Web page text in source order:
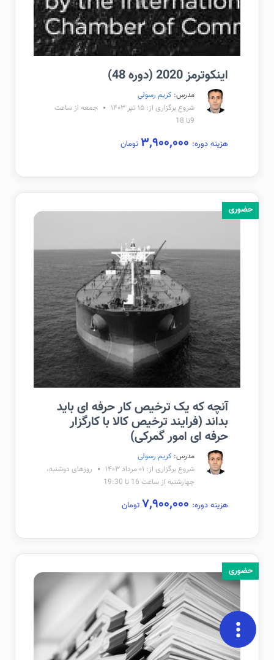
اینکوترمز 2020 (دوره 48)
مدرس: کریم رسولی
شروع برگزاری از: ۱۵ تیر ۱۴۰۳
جمعه از ساعت
9تا 18
هزینه دوره: تومان
حضوری
آنچه که یک ترخیص کار حرفه ای باید
بداند (فرایند ترخیص کالا با کارگزار
حرفه ای امور گمرکی)
مدرس: کریم رسولی
شروع برگزاری از: ۰۱ مرداد ۱۴۰۳
روزهای دوشنبه،
چهارشنبه از ساعت 16 تا 19:30
هزینه دوره: تومان
حضوری